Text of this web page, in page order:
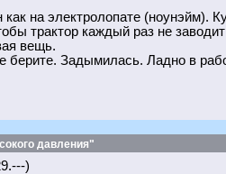
на электролопате (ноунэйм).
трактор каждый раз не
вещь.
берите. Задымилась. Ладно в
давления"
)